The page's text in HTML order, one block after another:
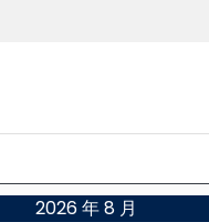
2026 年 8 月